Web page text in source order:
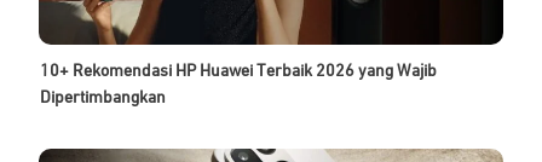
10+ Rekomendasi HP Huawei Terbaik 2026 yang Wajib
Dipertimbangkan